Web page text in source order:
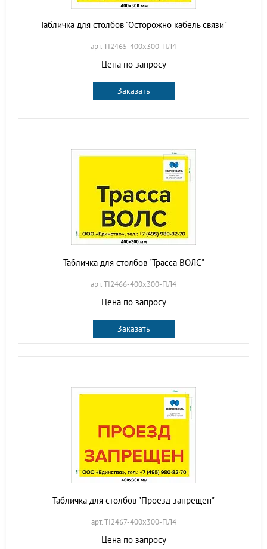
Табличка для столбов "Осторожно кабель связи"
арт. TI2465-400х300-ПЛ4
Цена по запросу
Заказать
Табличка для столбов "Трасса ВОЛС"
арт. TI2466-400х300-ПЛ4
Цена по запросу
Заказать
Табличка для столбов "Проезд запрещен"
арт. TI2467-400х300-ПЛ4
Цена по запросу